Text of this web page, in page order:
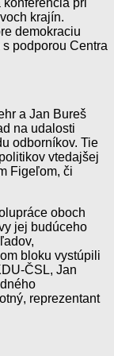
krajín.
demokraciu
podporou Centra
a Jan Bureš
na udalosti
odborníkov. Tie
vtedajšej
Figeľom, či
oboch
jej budúceho
bloku vystúpili
ČSL, Jan
reprezentant